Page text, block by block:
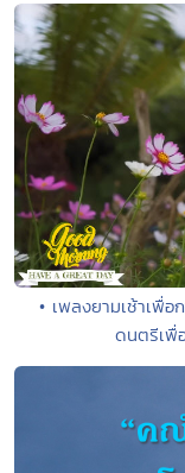
• เพลงยามเช้าเพื่
ดนตรีเพื่